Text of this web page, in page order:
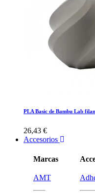
PLA Basic de Bambu Lab
26,43 €
Accesorios
Marcas
AMT